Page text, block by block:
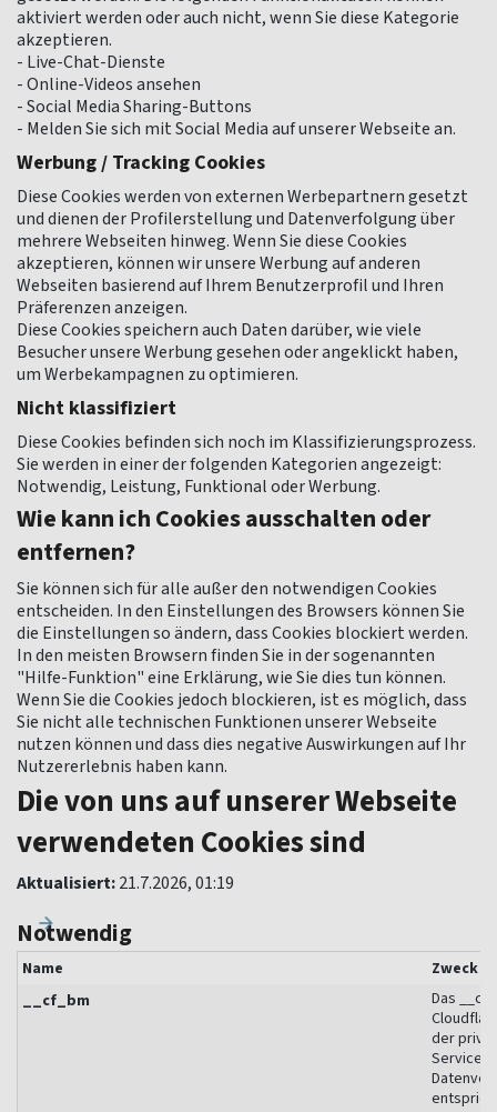
aktiviert werden oder auch nicht, wenn Sie diese Kategorie
akzeptieren.
- Live-Chat-Dienste
- Online-Videos ansehen
- Social Media Sharing-Buttons
- Melden Sie sich mit Social Media auf unserer Webseite an.
Werbung / Tracking Cookies
Diese Cookies werden von externen Werbepartnern gesetzt
und dienen der Profilerstellung und Datenverfolgung über
mehrere Webseiten hinweg. Wenn Sie diese Cookies
akzeptieren, können wir unsere Werbung auf anderen
Webseiten basierend auf Ihrem Benutzerprofil und Ihren
Präferenzen anzeigen.
Diese Cookies speichern auch Daten darüber, wie viele
Besucher unsere Werbung gesehen oder angeklickt haben,
um Werbekampagnen zu optimieren.
Nicht klassifiziert
Diese Cookies befinden sich noch im Klassifizierungsprozess.
Sie werden in einer der folgenden Kategorien angezeigt:
Notwendig, Leistung, Funktional oder Werbung.
Wie kann ich Cookies ausschalten oder
entfernen?
Sie können sich für alle außer den notwendigen Cookies
entscheiden. In den Einstellungen des Browsers können Sie
die Einstellungen so ändern, dass Cookies blockiert werden.
In den meisten Browsern finden Sie in der sogenannten
"Hilfe-Funktion" eine Erklärung, wie Sie dies tun können.
Wenn Sie die Cookies jedoch blockieren, ist es möglich, dass
Sie nicht alle technischen Funktionen unserer Webseite
nutzen können und dass dies negative Auswirkungen auf Ihr
Nutzererlebnis haben kann.
Die von uns auf unserer Webseite
verwendeten Cookies sind
Aktualisiert:21.7.2026, 01:19
Notwendig
Name
Zweck
__cf_bm
Das
der
Service